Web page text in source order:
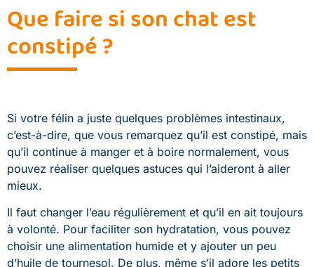
Que faire si son chat est
constipé ?
Si votre félin a juste quelques problèmes intestinaux,
c’est-à-dire, que vous remarquez qu’il est constipé, mais
qu’il continue à manger et à boire normalement, vous
pouvez réaliser quelques astuces qui l’aideront à aller
mieux.
Il faut changer l’eau régulièrement et qu’il en ait toujours
à volonté. Pour faciliter son hydratation, vous pouvez
choisir une alimentation humide et y ajouter un peu
d’huile de tournesol. De plus, même s’il adore les petits